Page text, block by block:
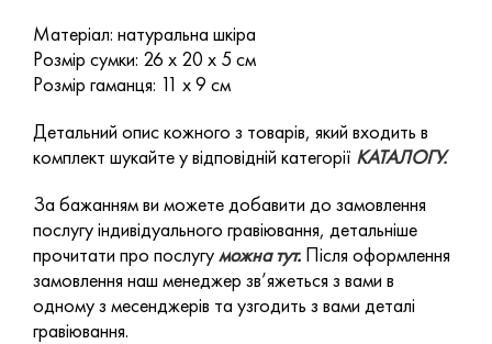
Матеріал: натуральна шкіра
Розмір сумки: 26 х 20 х 5 см
Розмір гаманця: 11 х 9 см
Детальний опис кожного з товарів, який входить в
комплект шукайте у відповідній категорії КАТАЛОГУ.
За бажанням ви можете добавити до замовлення
послугу індивідуального гравіювання, детальніше
прочитати про послугуможна тут. Після оформлення
замовлення наш менеджер зв’яжеться з вами в
одному з месенджерів та узгодить з вами деталі
гравіювання.